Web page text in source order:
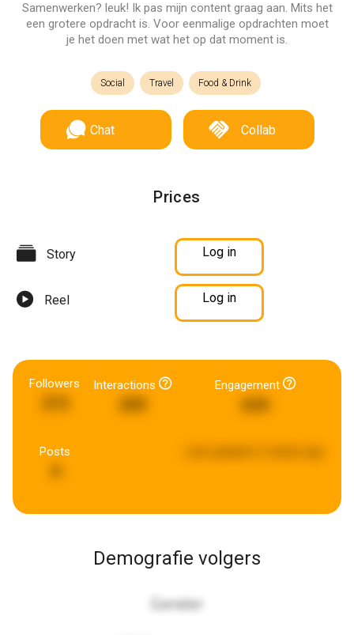
Samenwerken? leuk! Ik pas mijn content graag aan. Mits het
een grotere opdracht is. Voor eenmalige opdrachten moet
je het doen met wat het op dat moment is.
Social Travel Food & Drink
Chat Collab
Prices
Story Log in
Reel Log in
Followers Interactions Engagement
Posts
Demografie volgers
Gender